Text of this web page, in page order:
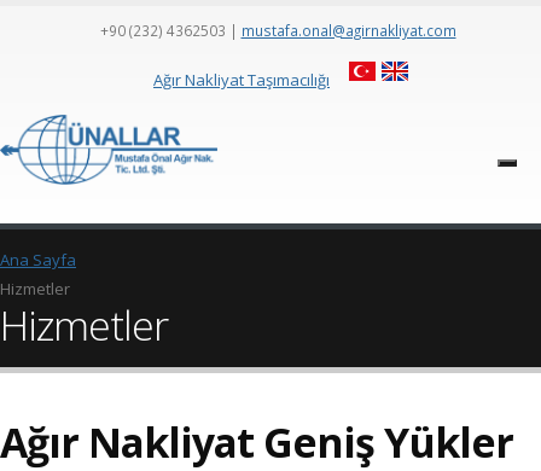
+90 (232) 4362503 | mustafa.onal@agirnakliyat.com
Ağır Nakliyat Taşımacılığı
Ana Sayfa
Hizmetler
Hizmetler
Ağır Nakliyat Geniş Yükler